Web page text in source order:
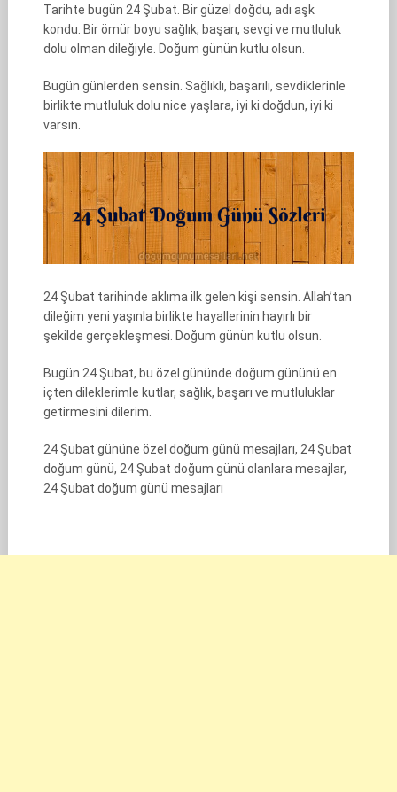
Tarihte bugün 24 Şubat. Bir güzel doğdu, adı aşk
kondu. Bir ömür boyu sağlık, başarı, sevgi ve mutluluk
dolu olman dileğiyle. Doğum günün kutlu olsun.
Bugün günlerden sensin. Sağlıklı, başarılı, sevdiklerinle
birlikte mutluluk dolu nice yaşlara, iyi ki doğdun, iyi ki
varsın.
24 Şubat tarihinde aklıma ilk gelen kişi sensin. Allah’tan
dileğim yeni yaşınla birlikte hayallerinin hayırlı bir
şekilde gerçekleşmesi. Doğum günün kutlu olsun.
Bugün 24 Şubat, bu özel gününde doğum gününü en
içten dileklerimle kutlar, sağlık, başarı ve mutluluklar
getirmesini dilerim.
24 Şubat gününe özel doğum günü mesajları, 24 Şubat
doğum günü, 24 Şubat doğum günü olanlara mesajlar,
24 Şubat doğum günü mesajları